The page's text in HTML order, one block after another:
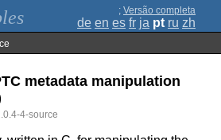
; Versão completa
de en es fr ja pt ru zh
metadata manipulation
4-source